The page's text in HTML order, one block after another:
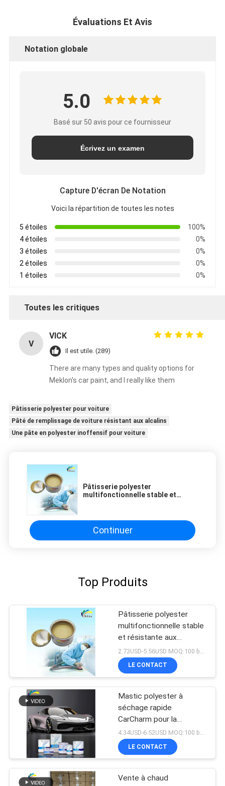
Évaluations Et Avis
Notation globale
5.0
Basé sur 50 avis pour ce fournisseur
Écrivez un examen
Capture D'écran De Notation
Voici la répartition de toutes les notes
5 étoiles
100%
4 étoiles
0%
3 étoiles
0%
2 étoiles
0%
1 étoiles
0%
Toutes les critiques
V
VICK
Il est utile. (289)
There are many types and quality options for
Meklon's car paint, and I really like them
Pâtisserie polyester pour voiture
Pâté de remplissage de voiture résistant aux alcalins
Une pâte en polyester inoffensif pour voiture
Pâtisserie polyester
multifonctionnelle stable et
automobile
Continuer
Top Produits
Pâtisserie polyester
multifonctionnelle stable
et résistante aux
intempéries pour le
remplissage de
carrosserie automobile
LE CONTACT
Mastic polyester à
séchage rapide
CarCharm pour la
réparation de carrosserie
automobile
4.34USD-6.52USD MOQ:100 boîtes
LE CONTACT
Vente à chaud